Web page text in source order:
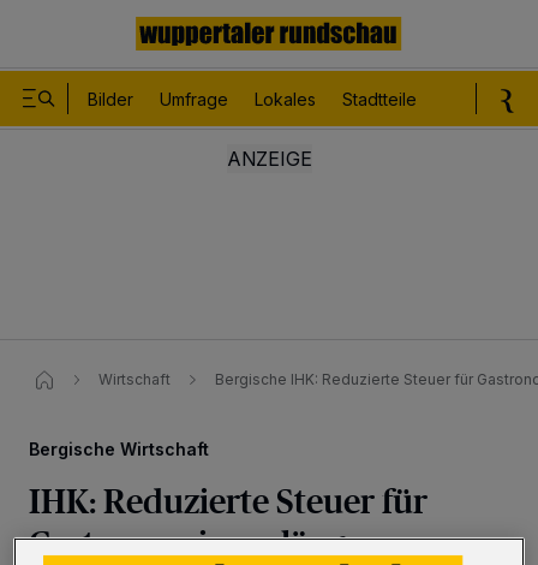
Bilder Umfrage Lokales Stadtteile
Wirtschaft Bergische IHK: Reduzierte Steuer für
Bergische Wirtschaft
IHK: Reduzierte Steuer für
Gastronomie verlängern